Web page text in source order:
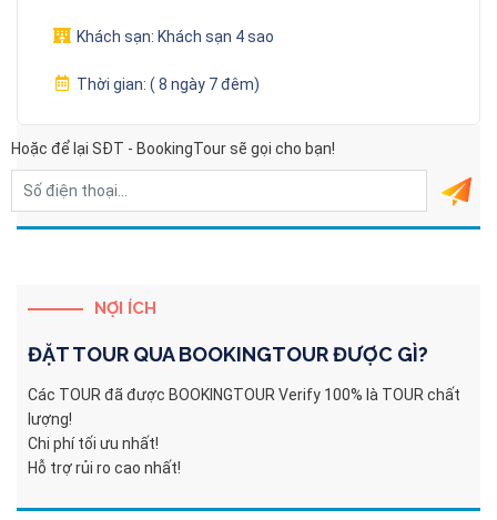
Khách sạn: Khách sạn 4 sao
Thời gian:( 8 ngày 7 đêm)
Hoặc để lại SĐT - BookingTour sẽ gọi cho bạn!
NỢI ÍCH
ĐẶT TOUR QUABOOKINGTOURĐƯỢC GÌ?
Các TOUR đã được BOOKINGTOUR Verify 100% là TOUR chất
lượng!
Chi phí tối ưu nhất!
Hỗ trợ rủi ro cao nhất!